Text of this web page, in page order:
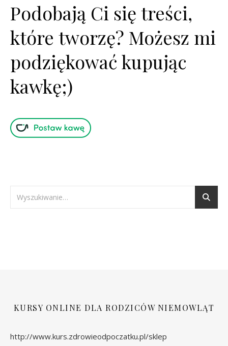
Podobają Ci się treści,
które tworzę? Możesz mi
podziękować kupując
kawkę;)
KURSY ONLINE DLA RODZICÓW NIEMOWLĄT
http://www.kurs.zdrowieodpoczatku.pl/sklep